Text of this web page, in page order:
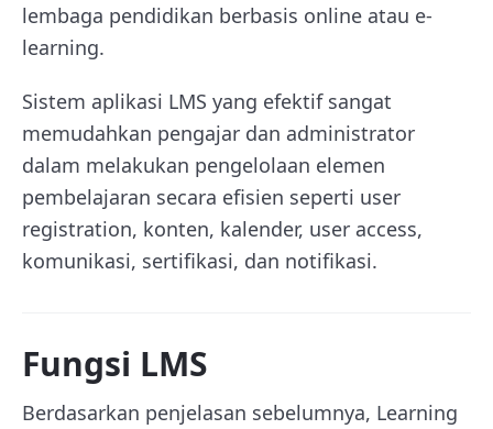
lembaga pendidikan berbasis online atau e-
learning.
Sistem aplikasi LMS yang efektif sangat
memudahkan pengajar dan administrator
dalam melakukan pengelolaan elemen
pembelajaran secara efisien seperti user
registration, konten, kalender, user access,
komunikasi, sertifikasi, dan notifikasi.
Fungsi LMS
Berdasarkan penjelasan sebelumnya, Learning